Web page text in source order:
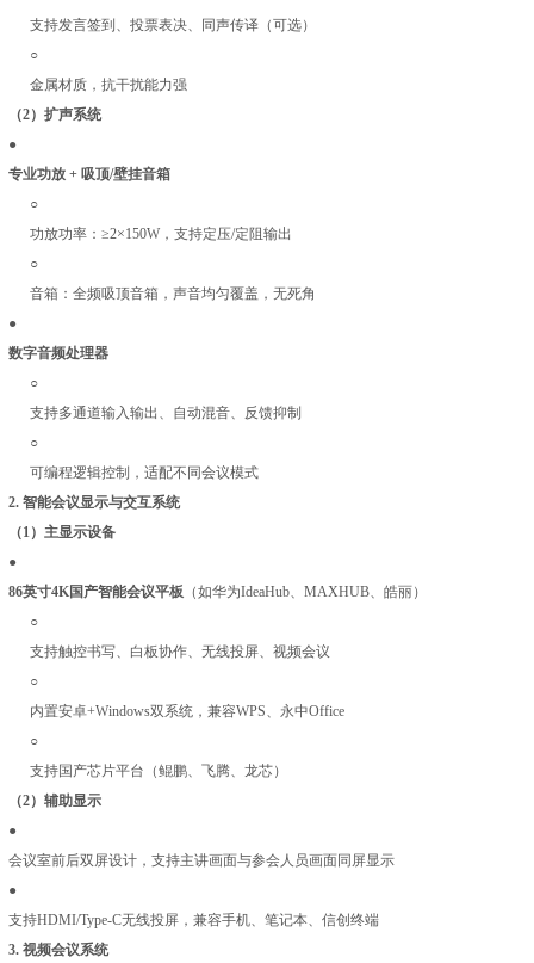
支持发言签到、投票表决、同声传译（可选）
○
金属材质，抗干扰能力强
（2）扩声系统
●
专业功放 + 吸顶/壁挂音箱
○
功放功率：≥2×150W，支持定压/定阻输出
○
音箱：全频吸顶音箱，声音均匀覆盖，无死角
●
数字音频处理器
○
支持多通道输入输出、自动混音、反馈抑制
○
可编程逻辑控制，适配不同会议模式
2. 智能会议显示与交互系统
（1）主显示设备
●
86英寸4K国产智能会议平板（如华为IdeaHub、MAXHUB、皓丽）
○
支持触控书写、白板协作、无线投屏、视频会议
○
内置安卓+Windows双系统，兼容WPS、永中Office
○
支持国产芯片平台（鲲鹏、飞腾、龙芯）
（2）辅助显示
●
会议室前后双屏设计，支持主讲画面与参会人员画面同屏显示
●
支持HDMI/Type-C无线投屏，兼容手机、笔记本、信创终端
3. 视频会议系统